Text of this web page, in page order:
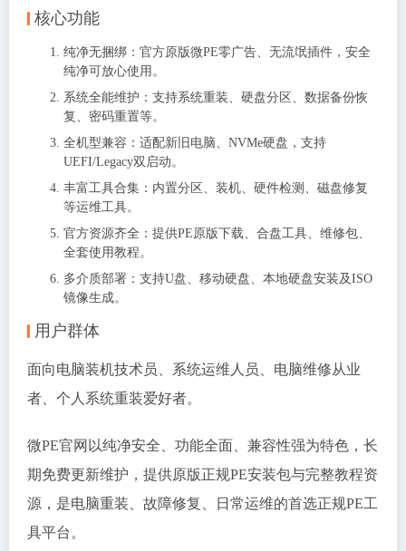
核心功能
纯净无捆绑：官方原版微PE零广告、无流氓插件，安全
纯净可放心使用。
系统全能维护：支持系统重装、硬盘分区、数据备份恢
复、密码重置等。
全机型兼容：适配新旧电脑、NVMe硬盘，支持
UEFI/Legacy双启动。
丰富工具合集：内置分区、装机、硬件检测、磁盘修复
等运维工具。
官方资源齐全：提供PE原版下载、合盘工具、维修包、
全套使用教程。
多介质部署：支持U盘、移动硬盘、本地硬盘安装及ISO
镜像生成。
用户群体
面向电脑装机技术员、系统运维人员、电脑维修从业
者、个人系统重装爱好者。
微PE官网以纯净安全、功能全面、兼容性强为特色，长
期免费更新维护，提供原版正规PE安装包与完整教程资
源，是电脑重装、故障修复、日常运维的首选正规PE工
具平台。